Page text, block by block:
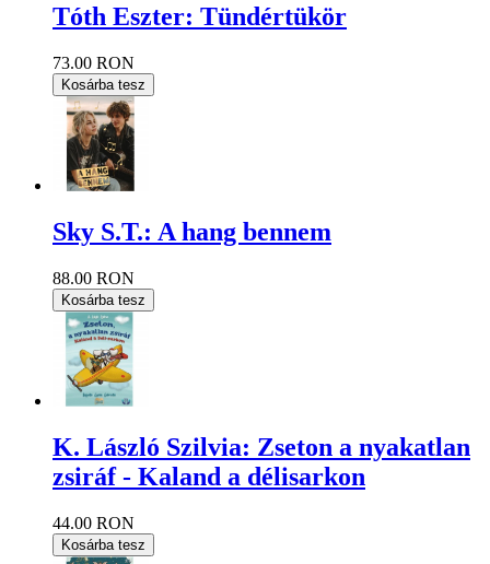
Tóth Eszter: Tündértükör
73.00 RON
Kosárba tesz
Sky S.T.: A hang bennem
88.00 RON
Kosárba tesz
K. László Szilvia: Zseton a nyakatlan
zsiráf - Kaland a délisarkon
44.00 RON
Kosárba tesz